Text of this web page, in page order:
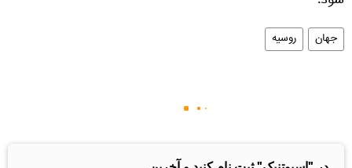
جهان روسیه